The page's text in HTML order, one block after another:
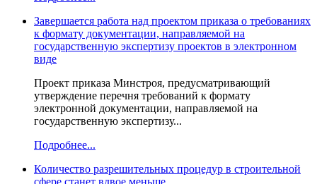
Завершается работа над проектом приказа о требованиях
к формату документации, направляемой на
государственную экспертизу проектов в электронном
виде
Проект приказа Минстроя, предусматривающий
утверждение перечня требований к формату
электронной документации, направляемой на
государственную экспертизу...
Подробнее...
Количество разрешительных процедур в строительной
сфере станет вдвое меньше